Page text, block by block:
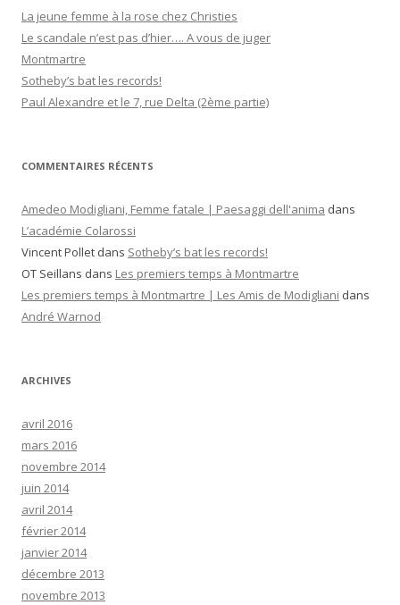
r
c
h
e
r
La jeune femme à la rose chez Christies
Le scandale n’est pas d’hier…. A vous de juger
Montmartre
Sotheby’s bat les records!
Paul Alexandre et le 7, rue Delta (2ème partie)
COMMENTAIRES RÉCENTS
Amedeo Modigliani, Femme fatale | Paesaggi dell'anima dans
L’académie Colarossi
Vincent Pollet dans Sotheby’s bat les records!
OT Seillans dans Les premiers temps à Montmartre
Les premiers temps à Montmartre | Les Amis de Modigliani dans
André Warnod
ARCHIVES
avril 2016
mars 2016
novembre 2014
juin 2014
avril 2014
février 2014
janvier 2014
décembre 2013
novembre 2013